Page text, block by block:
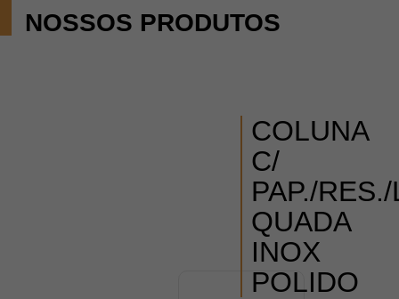
NOSSOS PRODUTOS
COLUNA
C/
PAP./
QUADA
INOX
POLIDO